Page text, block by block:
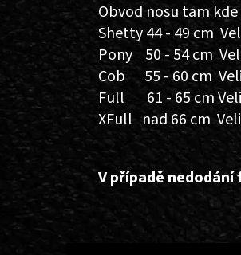
Obvod nosu tam
Shetty 44 - 49 cm
Pony 50 - 54 cm
Cob 55 - 60 cm
Full 61 - 65 cm
XFull nad 66 cm
V případě